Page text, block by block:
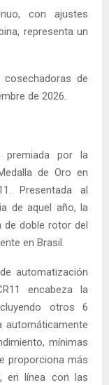
con ajustes
representa un
de
de 2026.
premiada por la
de Oro en
Presentada al
de aquel año, la
de doble rotor del
en Brasil.
automatización
encabeza la
otros 6
automáticamente
mínimas
proporciona más
en línea con las